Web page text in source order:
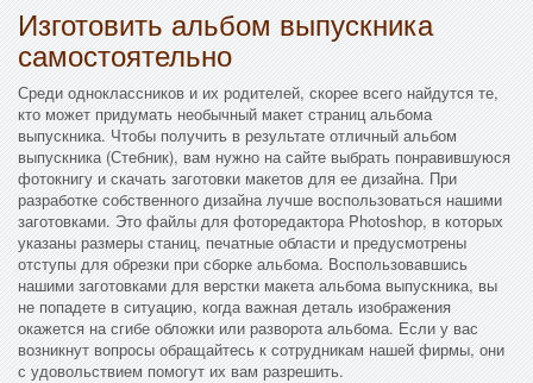
Изготовить альбом выпускника
самостоятельно
Среди одноклассников и их родителей, скорее всего найдутся те,
кто может придумать необычный макет страниц альбома
выпускника. Чтобы получить в результате отличный альбом
выпускника (Стебник), вам нужно на сайте выбрать понравившуюся
фотокнигу и скачать заготовки макетов для ее дизайна. При
разработке собственного дизайна лучше воспользоваться нашими
заготовками. Это файлы для фоторедактора Photoshop, в которых
указаны размеры станиц, печатные области и предусмотрены
отступы для обрезки при сборке альбома. Воспользовавшись
нашими заготовками для верстки макета альбома выпускника, вы
не попадете в ситуацию, когда важная деталь изображения
окажется на сгибе обложки или разворота альбома. Если у вас
возникнут вопросы обращайтесь к сотрудникам нашей фирмы, они
с удовольствием помогут их вам разрешить.